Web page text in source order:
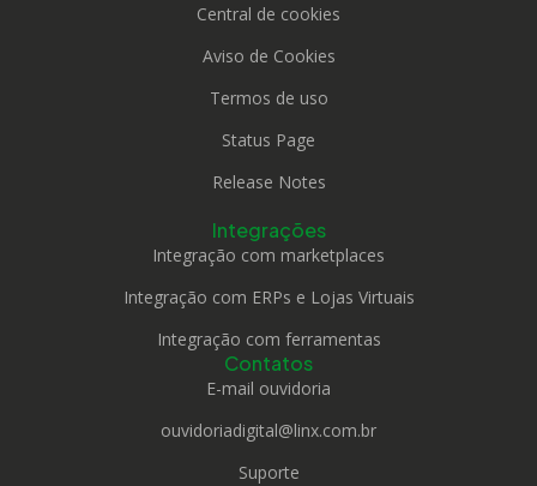
Central de cookies
Aviso de Cookies
Termos de uso
Status Page
Release Notes
Integrações
Integração com marketplaces
Integração com ERPs e Lojas Virtuais
Integração com ferramentas
Contatos
E-mail ouvidoria
ouvidoriadigital@linx.com.br
Suporte